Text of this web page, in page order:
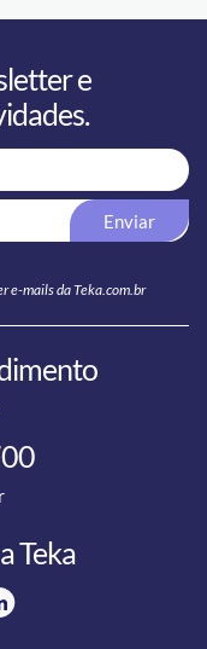
e
Enviar
e-mails da Teka.com.br
Teka